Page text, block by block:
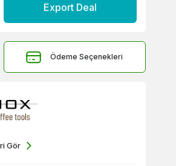
Export Deal
Ödeme Seçenekleri
Gör